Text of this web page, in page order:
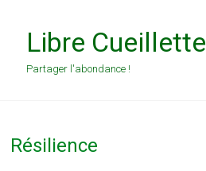
Libre Cueillette
Partager l'abondance !
Résilience